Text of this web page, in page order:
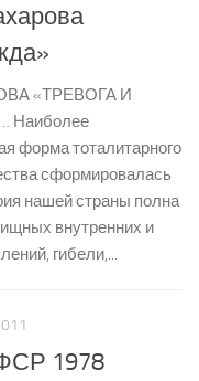
«ТРЕВОГА И
Наиболее
форма тоталитарного
сформировалась
нашей страны полна
внутренних и
гибели,...
1978